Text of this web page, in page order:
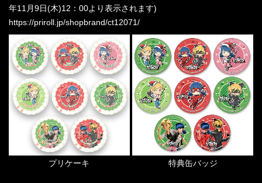
年11月9日(木)12：00より表示されます)
https://priroll.jp/shopbrand/ct12071/
プリケーキ 特典缶バッジ